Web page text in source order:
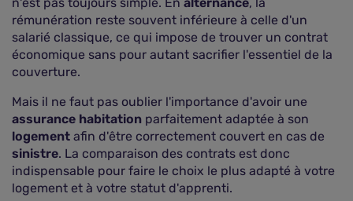
rémunération reste souvent inférieure à celle d'un
salarié classique, ce qui impose de trouver un contrat
économique sans pour autant sacrifier l'essentiel de la
couverture.
Mais il ne faut pas oublier l'importance d'avoir une
assurance habitation parfaitement adaptée à son
logement afin d'être correctement couvert en cas de
sinistre. La comparaison des contrats est donc
indispensable pour faire le choix le plus adapté à votre
logement et à votre statut d'apprenti.